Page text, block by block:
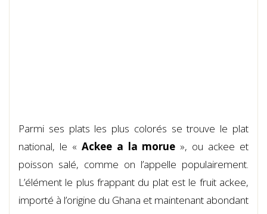
Parmi ses plats les plus colorés se trouve le plat
national, le « Ackee a la morue », ou ackee et
poisson salé, comme on l’appelle populairement.
L’élément le plus frappant du plat est le fruit ackee,
importé à l’origine du Ghana et maintenant abondant